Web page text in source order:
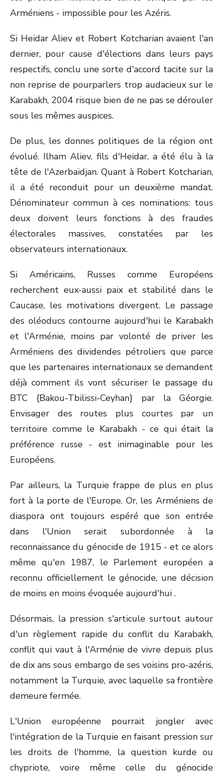
Arméniens - impossible pour les Azéris.
Si Heidar Aliev et Robert Kotcharian avaient l'an
dernier, pour cause d'élections dans leurs pays
respectifs, conclu une sorte d'accord tacite sur la
non reprise de pourparlers trop audacieux sur le
Karabakh, 2004 risque bien de ne pas se dérouler
sous les mêmes auspices.
De plus, les donnes politiques de la région ont
évolué. Ilham Aliev, fils d'Heidar, a été élu à la
tête de l'Azerbaïdjan. Quant à Robert Kotcharian,
il a été reconduit pour un deuxième mandat.
Dénominateur commun à ces nominations: tous
deux doivent leurs fonctions à des fraudes
électorales massives, constatées par les
observateurs internationaux.
Si Américains, Russes comme Européens
recherchent eux-aussi paix et stabilité dans le
Caucase, les motivations divergent. Le passage
des oléoducs contourne aujourd'hui le Karabakh
et l'Arménie, moins par volonté de priver les
Arméniens des dividendes pétroliers que parce
que les partenaires internationaux se demandent
déjà comment ils vont sécuriser le passage du
BTC {Bakou-Tbilissi-Ceyhan} par la Géorgie.
Envisager des routes plus courtes par un
territoire comme le Karabakh - ce qui était la
préférence russe - est inimaginable pour les
Européens.
Par ailleurs, la Turquie frappe de plus en plus
fort à la porte de l'Europe. Or, les Arméniens de
diaspora ont toujours espéré que son entrée
dans l'Union serait subordonnée à la
reconnaissance du génocide de 1915 - et ce alors
même qu'en 1987, le Parlement européen a
reconnu officiellement le génocide, une décision
de moins en moins évoquée aujourd'hui .
Désormais, la pression s'articule surtout autour
d'un règlement rapide du conflit du Karabakh,
conflit qui vaut à l'Arménie de vivre depuis plus
de dix ans sous embargo de ses voisins pro-azéris,
notamment la Turquie, avec laquelle sa frontière
demeure fermée.
L'Union européenne pourrait jongler avec
l'intégration de la Turquie en faisant pression sur
les droits de l'homme, la question kurde ou
chypriote, voire même celle du génocide